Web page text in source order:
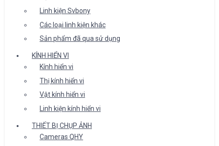
Linh kiện Svbony
Các loại linh kiện khác
Sản phẩm đã qua sử dụng
KÍNH HIỂN VI
Kính hiển vi
Thị kính hiển vi
Vật kính hiển vi
Linh kiện kính hiển vi
THIẾT BỊ CHỤP ẢNH
Cameras QHY